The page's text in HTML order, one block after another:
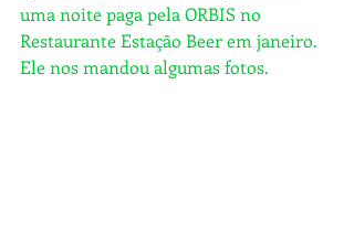
uma noite paga pela ORBIS no
Restaurante Estação Beer em janeiro.
Ele nos mandou algumas fotos.